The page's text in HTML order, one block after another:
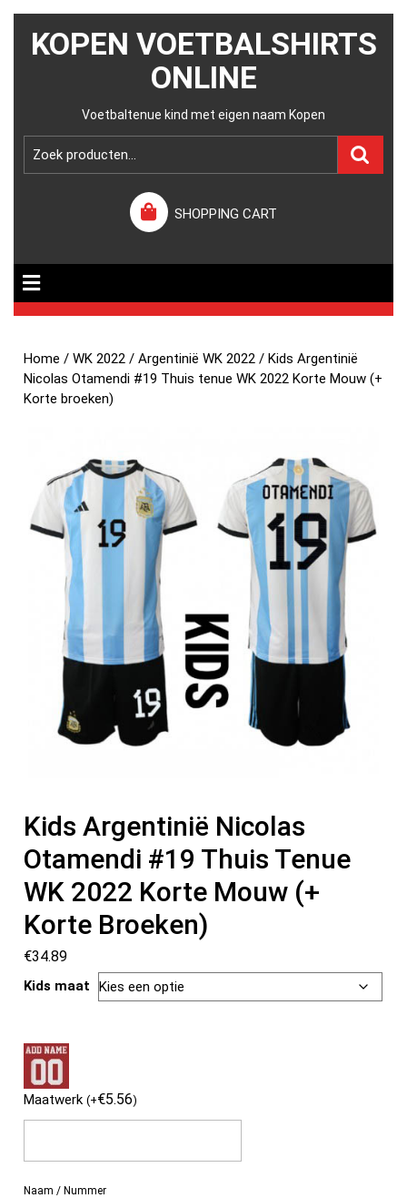
KOPEN VOETBALSHIRTS
ONLINE
Voetbaltenue kind met eigen naam Kopen
SHOPPING CART
Home /WK 2022 /Argentinië WK 2022 / Kids Argentinië
Nicolas Otamendi #19 Thuis tenue WK 2022 Korte Mouw (+
Korte broeken)
Kids Argentinië Nicolas
Otamendi #19 Thuis Tenue
WK 2022 Korte Mouw (+
Korte Broeken)
€34.89
Kids maat
Maatwerk(+€5.56)
Naam / Nummer